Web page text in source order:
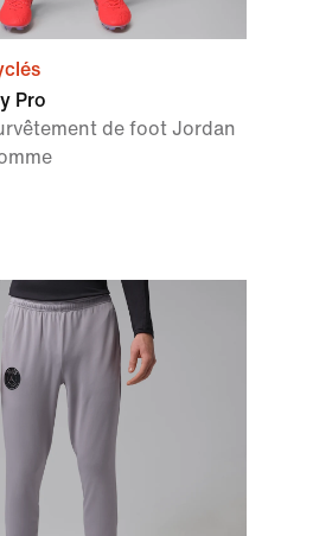
Pro
de foot Jordan